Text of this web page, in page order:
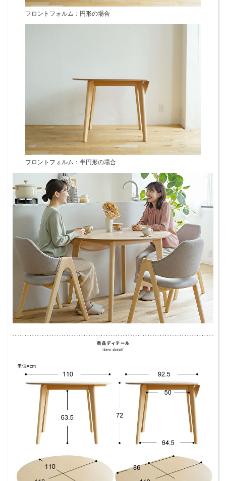
フロントフォルム：円形の場合
フロントフォルム：半円形の場合